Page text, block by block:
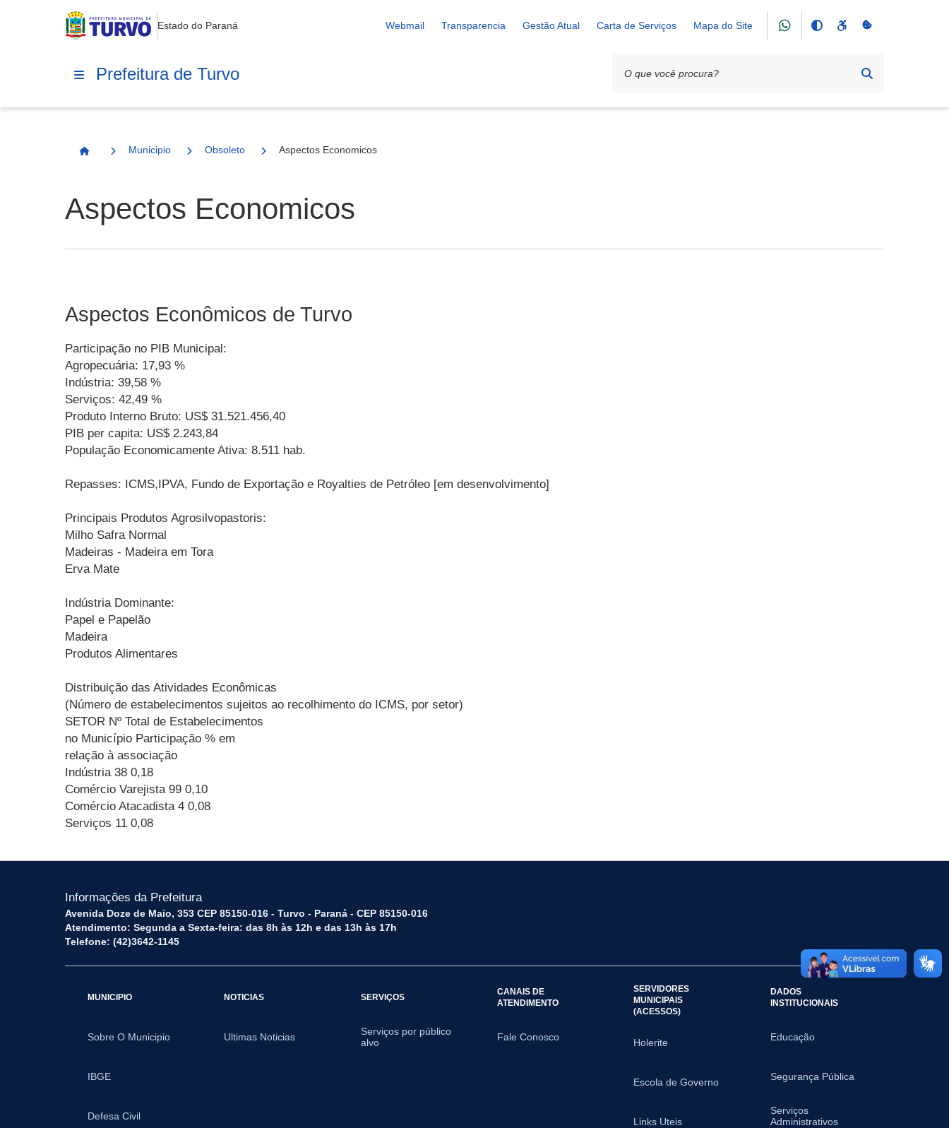
Estado do Paraná Webmail Transparencia Gestão Atual Carta de Serviços Mapa do Site
Prefeitura de Turvo
Página Inicial
Municipio Obsoleto Aspectos Economicos
Aspectos Economicos
Aspectos Econômicos de Turvo
Participação no PIB Municipal:
Agropecuária: 17,93 %
Indústria: 39,58 %
Serviços: 42,49 %
Produto Interno Bruto: US$ 31.521.456,40
PIB per capita: US$ 2.243,84
População Economicamente Ativa: 8.511 hab.
Repasses: ICMS,IPVA, Fundo de Exportação e Royalties de Petróleo [em desenvolvimento]
Principais Produtos Agrosilvopastoris:
Milho Safra Normal
Madeiras - Madeira em Tora
Erva Mate
Indústria Dominante:
Papel e Papelão
Madeira
Produtos Alimentares
Distribuição das Atividades Econômicas
(Número de estabelecimentos sujeitos ao recolhimento do ICMS, por setor)
SETOR Nº Total de Estabelecimentos
no Município Participação % em
relação à associação
Indústria 38 0,18
Comércio Varejista 99 0,10
Comércio Atacadista 4 0,08
Serviços 11 0,08
Informações da Prefeitura
Avenida Doze de Maio, 353 CEP 85150-016 - Turvo - Paraná - CEP 85150-016
Atendimento: Segunda a Sexta-feira: das 8h às 12h e das 13h às 17h
Telefone: (42)3642-1145
MUNICIPIO
Sobre O Municipio
IBGE
Defesa Civil
NOTICIAS
Ultimas Noticias
SERVIÇOS
Serviços por público
alvo
CANAIS DE
ATENDIMENTO
Fale Conosco
SERVIDORES
MUNICIPAIS
(ACESSOS)
Holerite
Escola de Governo
Links Uteis
DADOS
INSTITUCIONAIS
Educação
Segurança Pública
Serviços
Administrativos